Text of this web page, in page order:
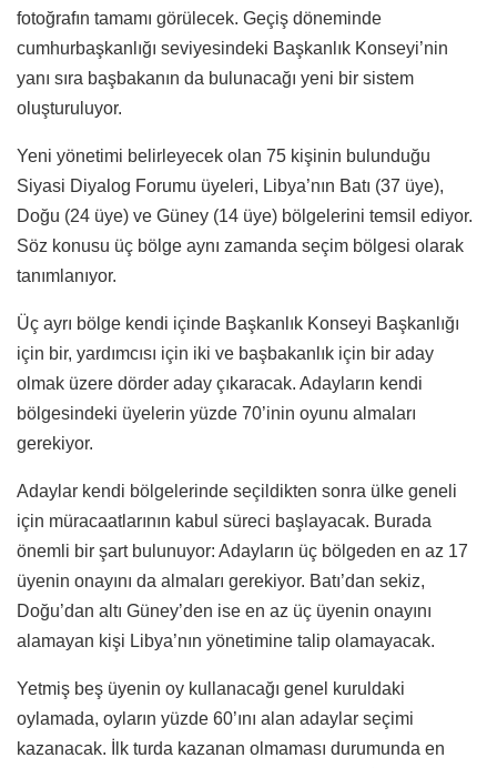
fotoğrafın tamamı görülecek. Geçiş döneminde
cumhurbaşkanlığı seviyesindeki Başkanlık Konseyi’nin
yanı sıra başbakanın da bulunacağı yeni bir sistem
oluşturuluyor.
Yeni yönetimi belirleyecek olan 75 kişinin bulunduğu
Siyasi Diyalog Forumu üyeleri, Libya’nın Batı (37 üye),
Doğu (24 üye) ve Güney (14 üye) bölgelerini temsil ediyor.
Söz konusu üç bölge aynı zamanda seçim bölgesi olarak
tanımlanıyor.
Üç ayrı bölge kendi içinde Başkanlık Konseyi Başkanlığı
için bir, yardımcısı için iki ve başbakanlık için bir aday
olmak üzere dörder aday çıkaracak. Adayların kendi
bölgesindeki üyelerin yüzde 70’inin oyunu almaları
gerekiyor.
Adaylar kendi bölgelerinde seçildikten sonra ülke geneli
için müracaatlarının kabul süreci başlayacak. Burada
önemli bir şart bulunuyor: Adayların üç bölgeden en az 17
üyenin onayını da almaları gerekiyor. Batı’dan sekiz,
Doğu’dan altı Güney’den ise en az üç üyenin onayını
alamayan kişi Libya’nın yönetimine talip olamayacak.
Yetmiş beş üyenin oy kullanacağı genel kuruldaki
oylamada, oyların yüzde 60’ını alan adaylar seçimi
kazanacak. İlk turda kazanan olmaması durumunda en